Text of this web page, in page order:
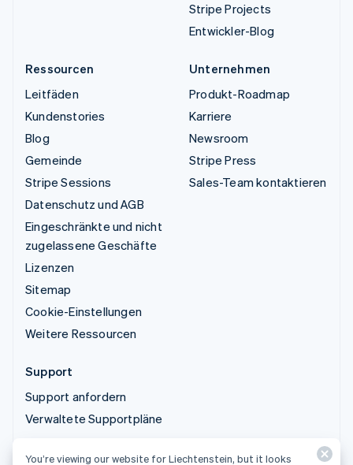
Stripe Projects
Entwickler-Blog
Ressourcen
Leitfäden
Kundenstories
Blog
Gemeinde
Stripe Sessions
Datenschutz und AGB
Eingeschränkte und nicht
zugelassene Geschäfte
Lizenzen
Sitemap
Cookie-Einstellungen
Weitere Ressourcen
Unternehmen
Produkt-Roadmap
Karriere
Newsroom
Stripe Press
Sales-Team kontaktieren
Support
Support anfordern
Verwaltete Supportpläne
© 2026 Stripe, LLC
You’re viewing our website for Liechtenstein, but it looks